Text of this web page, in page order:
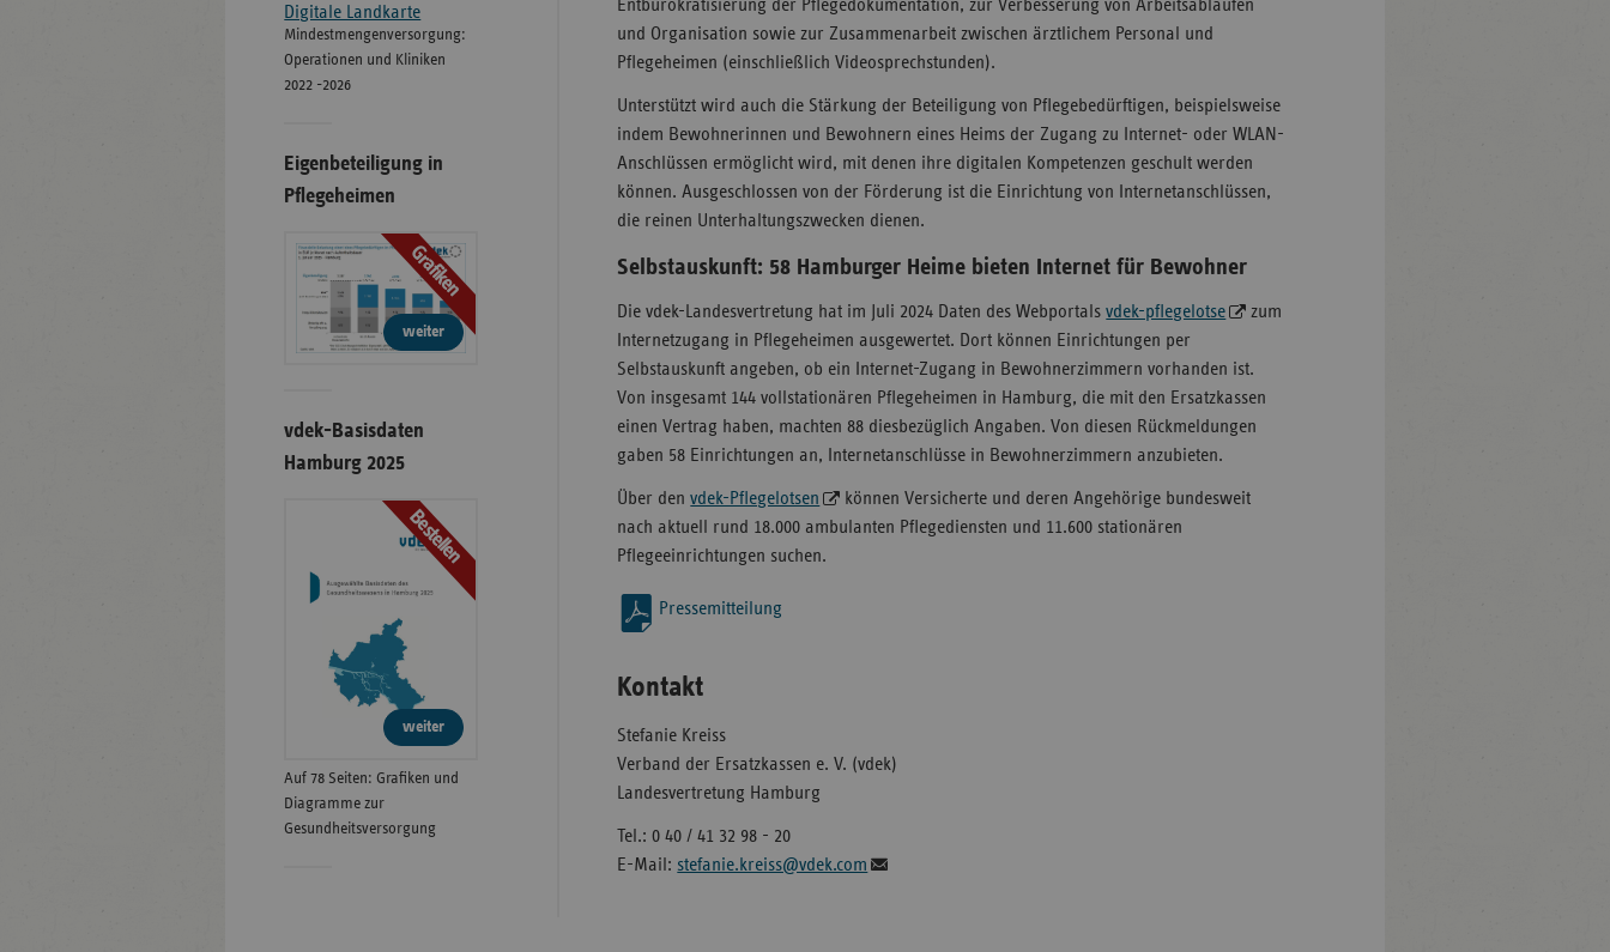
Entbürokratisierung der Pflegedokumentation, zur Verbesserung von Arbeitsabläufen
und Organisation sowie zur Zusammenarbeit zwischen ärztlichem Personal und
Pflegeheimen (einschließlich Videosprechstunden).
Unterstützt wird auch die Stärkung der Beteiligung von Pflegebedürftigen, beispielsweise
indem Bewohnerinnen und Bewohnern eines Heims der Zugang zu Internet- oder WLAN-
Anschlüssen ermöglicht wird, mit denen ihre digitalen Kompetenzen geschult werden
können. Ausgeschlossen von der Förderung ist die Einrichtung von Internetanschlüssen,
die reinen Unterhaltungszwecken dienen.
Selbstauskunft: 58 Hamburger Heime bieten Internet für Bewohner
Die vdek-Landesvertretung hat im Juli 2024 Daten des Webportalsvdek-pflegelotse
zum
Internetzugang in Pflegeheimen ausgewertet. Dort können Einrichtungen per
Selbstauskunft angeben, ob ein Internet-Zugang in Bewohnerzimmern vorhanden ist.
Von insgesamt 144 vollstationären Pflegeheimen in Hamburg, die mit den Ersatzkassen
einen Vertrag haben, machten 88 diesbezüglich Angaben. Von diesen Rückmeldungen
gaben 58 Einrichtungen an, Internetanschlüsse in Bewohnerzimmern anzubieten.
Über denvdek-Pflegelotsen
können Versicherte und deren Angehörige bundesweit
nach aktuell rund 18.000 ambulanten Pflegediensten und 11.600 stationären
Pflegeeinrichtungen suchen.
Pressemitteilung
Kontakt
Stefanie Kreiss
Verband der Ersatzkassen e. V. (vdek)
Landesvertretung Hamburg
Tel.: 0 40 / 41 32 98 - 20
E-Mail: stefanie.kreiss@vdek.com
Digitale Landkarte
Mindestmengenversorgung:
Operationen und Kliniken
2022 -2026
Eigenbeteiligung in
Pflegeheimen
Grafiken
weiter
vdek-Basisdaten
Hamburg 2025
Bestellen
weiter
Auf 78 Seiten: Grafiken und
Diagramme zur
Gesundheitsversorgung